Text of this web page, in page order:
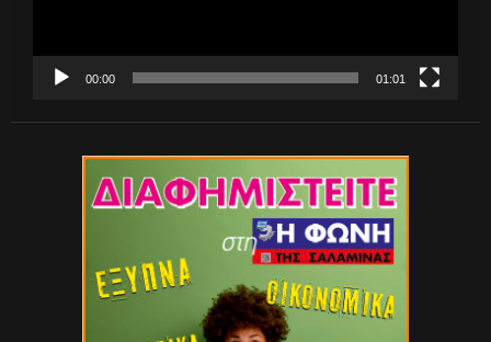
00:00 01:01